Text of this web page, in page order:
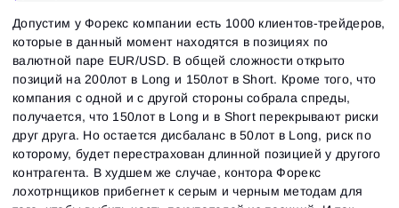
Допустим у Форекс компании есть 1000 клиентов-трейдеров,
которые в данный момент находятся в позициях по
валютной паре EUR/USD. В общей сложности открыто
позиций на 200лот в Long и 150лот в Short. Кроме того, что
компания с одной и с другой стороны собрала спреды,
получается, что 150лот в Long и в Short перекрывают риски
друг друга. Но остается дисбаланс в 50лот в Long, риск по
которому, будет перестрахован длинной позицией у другого
контрагента. В худшем же случае, контора Форекс
лохотрнщиков прибегнет к серым и черным методам для